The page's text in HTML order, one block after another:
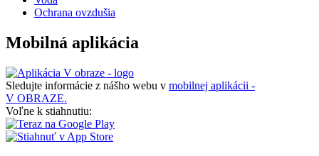
Ochrana ovzdušia
Mobilná aplikácia
Sledujte informácie z nášho webu v mobilnej aplikácii -
V OBRAZE.
Voľne k stiahnutiu: